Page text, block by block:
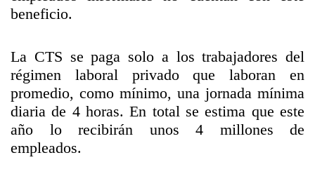
beneficio.
La CTS se paga solo a los trabajadores del
régimen laboral privado que laboran en
promedio, como mínimo, una jornada mínima
diaria de 4 horas. En total se estima que este
año lo recibirán unos 4 millones de
empleados.